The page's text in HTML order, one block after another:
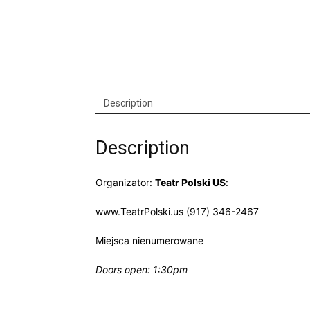
Description
Description
Organizator: Teatr Polski US:
www.TeatrPolski.us (917) 346-2467
Miejsca nienumerowane
Doors open: 1:30pm